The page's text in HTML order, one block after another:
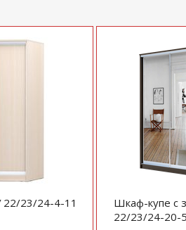
23/24-4-11
Шкаф-купе с
22/23/24-20-